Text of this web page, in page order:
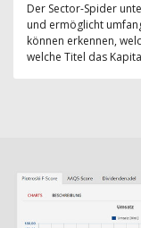
Der Sector-Spider
und ermöglicht
können erkennen,
welche Titel das